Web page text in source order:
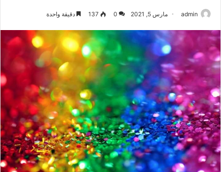
admin مارس 5, 2021 0
137 دقيقة واحدة